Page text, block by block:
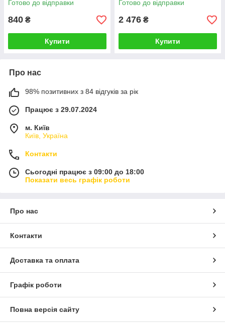
Готово до відправки
840 ₴
Купити
Готово до відправки
2 476 ₴
Купити
Про нас
98% позитивних з 84 відгуків за рік
Працює з 29.07.2024
м. Київ
Київ, Україна
Контакти
Сьогодні працює з 09:00 до 18:00
Показати весь графік роботи
Про нас
Контакти
Доставка та оплата
Графік роботи
Повна версія сайту